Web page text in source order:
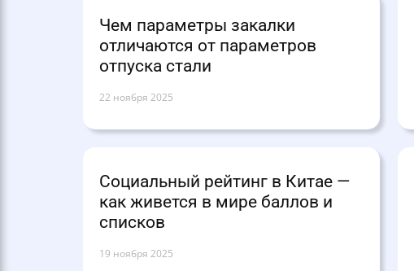
Чем параметры закалки
отличаются от параметров
отпуска стали
22 ноября 2025
Социальный рейтинг в Китае —
как живется в мире баллов и
списков
19 ноября 2025